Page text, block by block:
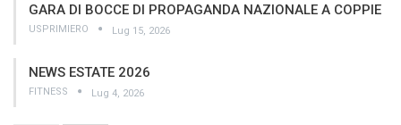
GARA DI BOCCE DI PROPAGANDA NAZIONALE A COPPIE
USPRIMIERO Lug 15, 2026
NEWS ESTATE 2026
FITNESS Lug 4, 2026